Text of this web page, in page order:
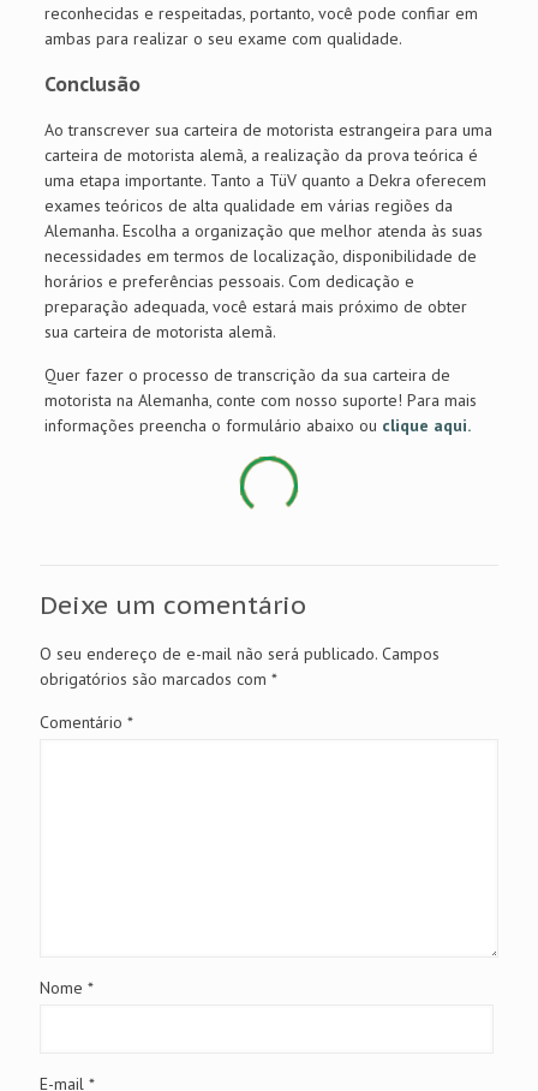
reconhecidas e respeitadas, portanto, você pode confiar em
ambas para realizar o seu exame com qualidade.
Conclusão
Ao transcrever sua carteira de motorista estrangeira para uma
carteira de motorista alemã, a realização da prova teórica é
uma etapa importante. Tanto a TüV quanto a Dekra oferecem
exames teóricos de alta qualidade em várias regiões da
Alemanha. Escolha a organização que melhor atenda às suas
necessidades em termos de localização, disponibilidade de
horários e preferências pessoais. Com dedicação e
preparação adequada, você estará mais próximo de obter
sua carteira de motorista alemã.
Quer fazer o processo de transcrição da sua carteira de
motorista na Alemanha, conte com nosso suporte! Para mais
informações preencha o formulário abaixo ou clique aqui.
Deixe um comentário
O seu endereço de e-mail não será publicado. Campos
obrigatórios são marcados com *
Comentário *
Nome *
E-mail *